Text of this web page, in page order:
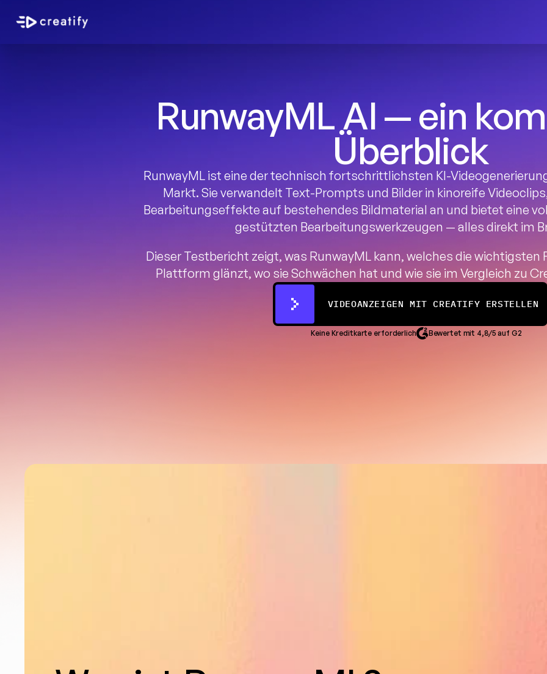
RunwayML AI — ein
Überblick
RunwayML ist eine der technisch fortschrittlichsten KI-
Markt. Sie verwandelt Text-Prompts und Bilder in kinoreife
Bearbeitungseffekte auf bestehendes Bildmaterial an und bietet eine
gestützten Bearbeitungswerkzeugen — alles direkt im
Dieser Testbericht zeigt, was RunwayML kann, welches die wichtigsten
Plattform glänzt, wo sie Schwächen hat und wie sie im Vergleich zu
VIDEOANZEIGEN MIT CREATIFY ERSTELLEN
Keine Kreditkarte erforderlich Bewertet mit 4,8/5 auf G2